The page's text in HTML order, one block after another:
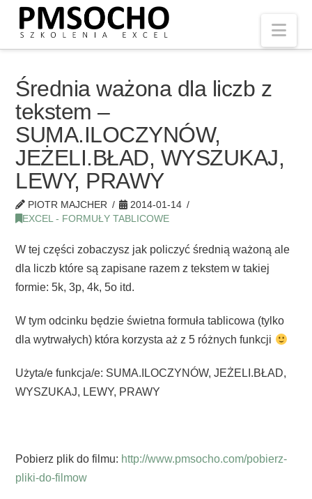
Średnia ważona dla liczb z
tekstem –
SUMA.ILOCZYNÓW,
JEŻELI.BŁAD, WYSZUKAJ,
LEWY, PRAWY
PIOTR MAJCHER
2014-01-14
EXCEL - FORMUŁY TABLICOWE
W tej części zobaczysz jak policzyć średnią ważoną ale
dla liczb które są zapisane razem z tekstem w takiej
formie: 5k, 3p, 4k, 5o itd.
W tym odcinku będzie świetna formuła tablicowa (tylko
dla wytrwałych) która korzysta aż z 5 różnych funkcji
Użyta/e funkcja/e: SUMA.ILOCZYNÓW, JEŻELI.BŁAD,
WYSZUKAJ, LEWY, PRAWY
Pobierz plik do filmu: http://www.pmsocho.com/pobierz-
pliki-do-filmow